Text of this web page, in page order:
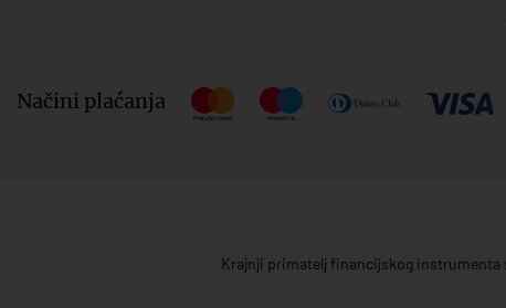
Načini plaćanja
Krajnji primatelj financijskog instrumenta